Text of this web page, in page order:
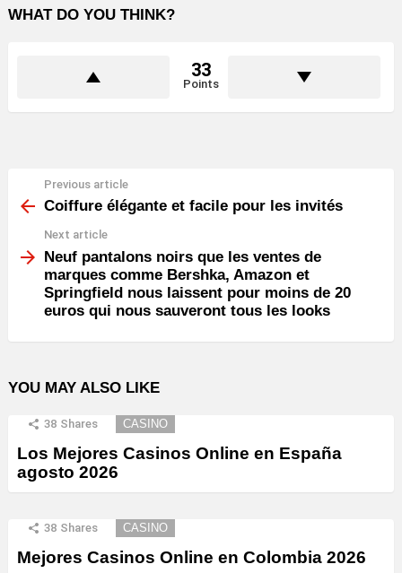
WHAT DO YOU THINK?
33
Points
more
Previous article
Coiffure élégante et facile pour les invités
Next article
Neuf pantalons noirs que les ventes de
marques comme Bershka, Amazon et
Springfield nous laissent pour moins de 20
euros qui nous sauveront tous les looks
YOU MAY ALSO LIKE
38 Shares CASINO
Los Mejores Casinos Online en España
agosto 2026
38 Shares CASINO
Mejores Casinos Online en Colombia 2026